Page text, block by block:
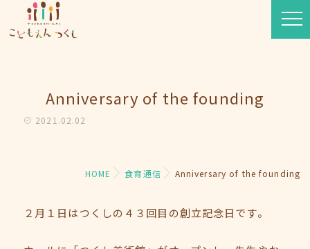
Anniversary of the founding
2021.02.02
HOME 食育通信 Anniversary of the founding
２月１日はつくしの４３回目の創立記念日です。